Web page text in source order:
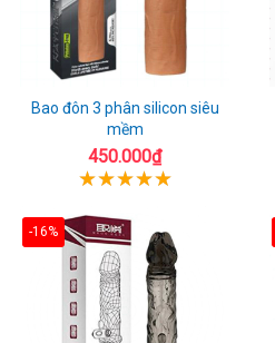
Bao đôn 3 phân silicon siêu
mềm
450.000₫
-16%